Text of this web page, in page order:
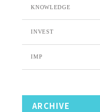
KNOWLEDGE
INVEST
IMP
ARCHIVE